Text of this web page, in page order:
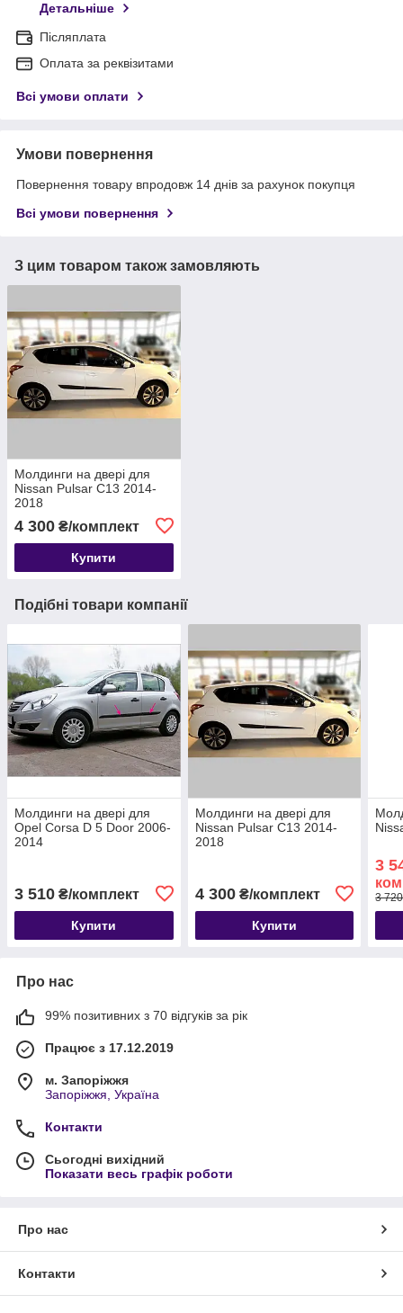
Детальніше
Післяплата
Оплата за реквізитами
Всі умови оплати
Умови повернення
Повернення товару впродовж 14 днів за рахунок покупця
Всі умови повернення
З цим товаром також замовляють
Молдинги на двері для
Nissan Pulsar C13 2014-
2018
4 300 ₴/комплект
Купити
Подібні товари компанії
Молдинги на двері для
Opel Corsa D 5 Door 2006-
2014
3 510 ₴/комплект
Купити
Молдинги на двері для
Nissan Pulsar C13 2014-
2018
4 300₴/комплект
Купити
3
3
Про нас
99% позитивних з 70 відгуків за рік
Працює з 17.12.2019
м. Запоріжжя
Запоріжжя, Україна
Контакти
Сьогодні вихідний
Показати весь графік роботи
Про нас
Контакти